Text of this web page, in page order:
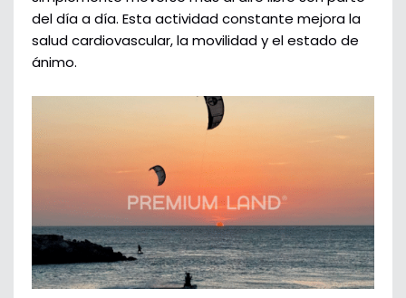
del día a día. Esta actividad constante mejora la
salud cardiovascular, la movilidad y el estado de
ánimo.